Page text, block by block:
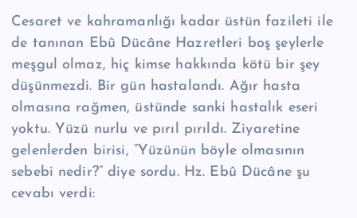
Cesaret ve kahramanlığı kadar üstün fazileti ile
de tanınan Ebû Dücâne Hazretleri boş şeylerle
meşgul olmaz, hiç kimse hakkında kötü bir şey
düşünmez­di. Bir gün hastalandı. Ağır hasta
olmasına rağmen, üstünde sanki hastalık eseri
yoktu. Yüzü nurlu ve pırıl pırıldı. Ziyaretine
gelenlerden birisi, “Yüzünün böyle olmasının
sebebi nedir?” diye sordu. Hz. Ebû Dücâne şu
cevabı verdi: